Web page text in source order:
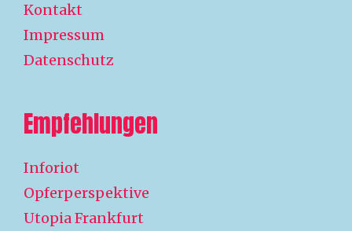
Kontakt
Impressum
Datenschutz
Empfehlungen
Inforiot
Opferperspektive
Utopia Frankfurt